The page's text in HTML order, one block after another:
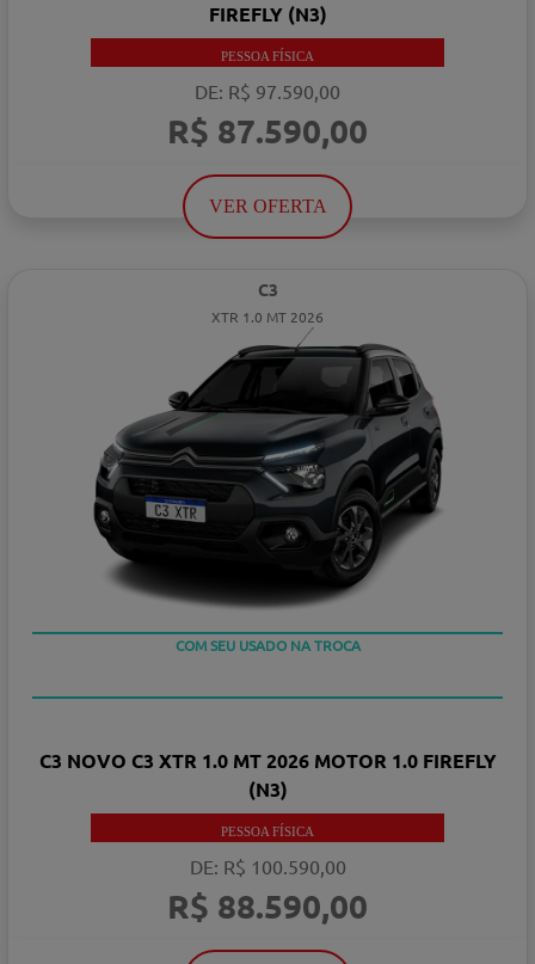
FIREFLY (N3)
PESSOA FÍSICA
DE: R$ 97.590,00
R$ 87.590,00
VER OFERTA
C3
XTR 1.0 MT 2026
COM SEU USADO NA TROCA
C3 NOVO C3 XTR 1.0 MT 2026 MOTOR 1.0 FIREFLY
(N3)
PESSOA FÍSICA
DE: R$ 100.590,00
R$ 88.590,00